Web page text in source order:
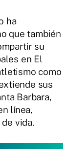
ha
que también
su
en El
como
sus
Barbara,
línea,
vida.